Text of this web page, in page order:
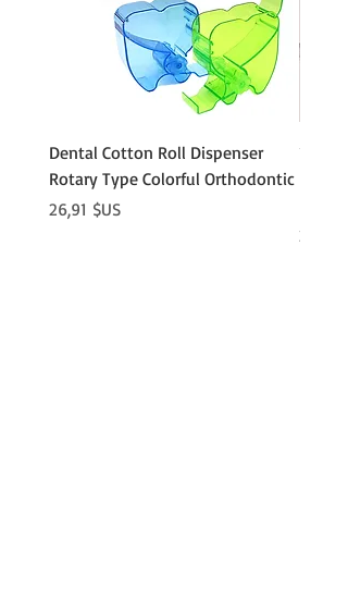
Dental Cotton Roll Dispenser
Rotary Type Colorful Orthodontic
Prix
26,91 $US
Prix
21,86